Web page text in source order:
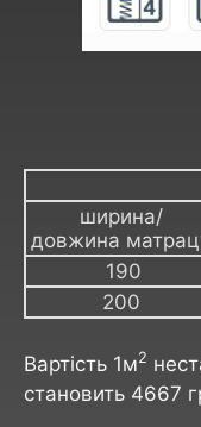
ширина/
довжина
190
200
Вартість 1м2
становить 4667